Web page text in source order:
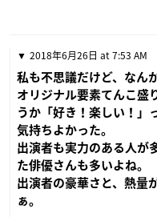
2018年6月26日 at 7:53 AM
私も不思議だけど、なん
オリジナル要素てんこ盛
うか「好き！楽しい！」
気持ちよかった。
出演者も実力のある人が
た俳優さんも多いよね。
出演者の豪華さと、熱量
ぁ。